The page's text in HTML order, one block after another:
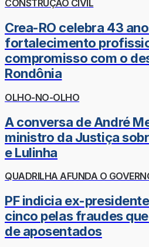
CONSTRUÇÃO CIVIL
Crea-RO celebra 43
fortalecimento
compromisso com o
Rondônia
OLHO-NO-OLHO
A conversa de André
ministro da Justiça
e Lulinha
QUADRILHA AFUNDA O
PF indicia ex-
cinco pelas fraudes
de aposentados